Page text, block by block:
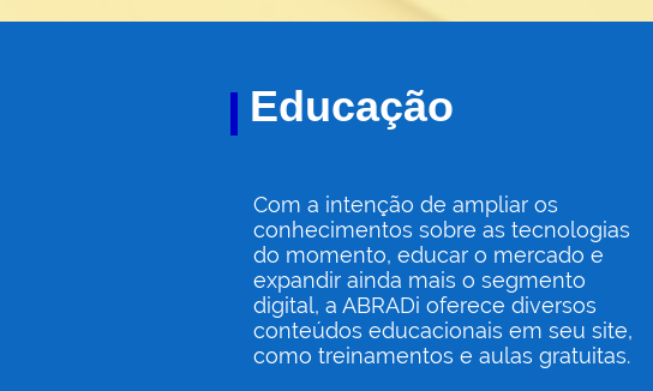
Educação
Com a intenção de ampliar os
conhecimentos sobre as tecnologias
do momento, educar o mercado e
expandir ainda mais o segmento
digital, a ABRADi oferece diversos
conteúdos educacionais em seu site,
como treinamentos e aulas gratuitas.